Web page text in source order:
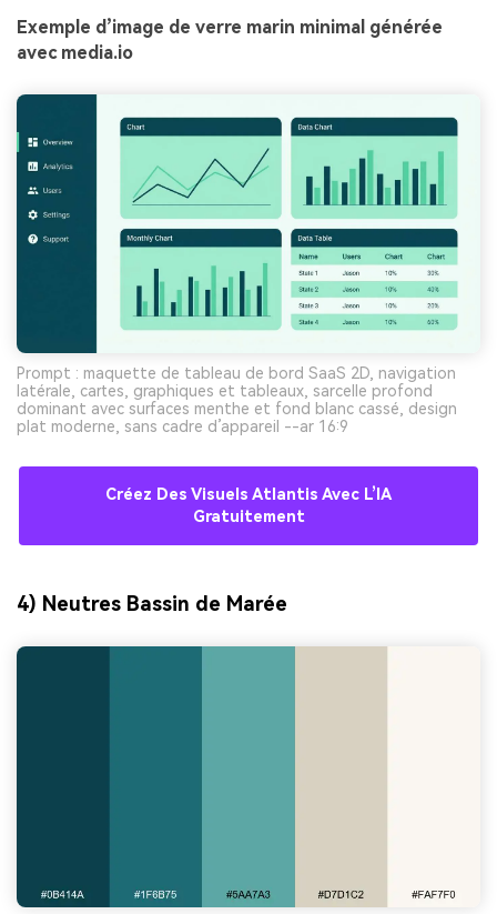
Exemple d’image de verre marin minimal générée
avec media.io
Prompt : maquette de tableau de bord SaaS 2D, navigation
latérale, cartes, graphiques et tableaux, sarcelle profond
dominant avec surfaces menthe et fond blanc cassé, design
plat moderne, sans cadre d’appareil --ar 16:9
Créez Des Visuels Atlantis Avec L’IA
Gratuitement
4) Neutres Bassin de Marée